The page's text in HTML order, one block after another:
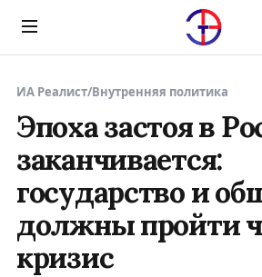
Menu
ИА Реалист/Внутренняя политика
Эпоха застоя в
заканчивается:
государство и
должны пройти
кризис